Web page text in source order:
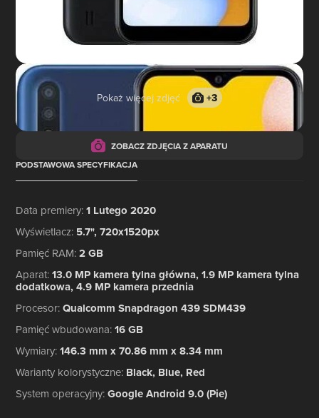
Pokaż więcej zdjęć +3
ZOBACZ ZDJĘCIA Z APARATU
PODSTAWOWA SPECYFIKACJA
Data premiery:1 Lutego 2020
Wyświetlacz: 5.7", 720x1520px
Pamięć RAM:2 GB
Aparat:13.0 MP kamera tylna główna, 1.9 MP kamera tylna
dodatkowa, 4.9 MP kamera przednia
Procesor:Qualcomm Snapdragon 439 SDM439
Pamięć wbudowana:16 GB
Wymiary:146.3 mm x 70.86 mm x 8.34 mm
Warianty kolorystyczne: Black, Blue, Red
System operacyjny:Google Android 9.0 (Pie)